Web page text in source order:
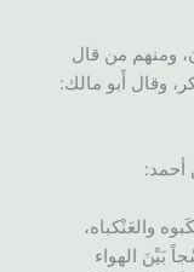
ومنهم من قال
وقال أَبو مالك:
أحمد:
والعَنْكباه،
بَيْنَ الهواء